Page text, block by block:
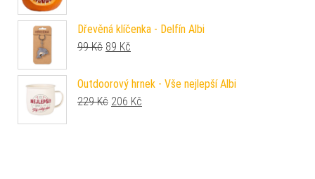
Dřevěná klíčenka - Delfín Albi
99Kč Původní cena byla: 99 Kč.
89 Kč
Outdoorový hrnek - Vše nejlepší Albi
229Kč Původní cena byla: 229 Kč.
206 Kč